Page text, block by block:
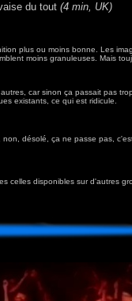
du tout (4 min, UK)
plus ou moins bonne. Les
moins granuleuses. Mais
car sinon ça passait pas
existants, ce qui est ridicule.
désolé, ça ne passe pas,
celles disponibles sur d'autres